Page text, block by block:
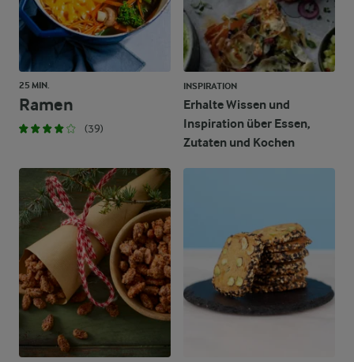
25 MIN.
Ramen
(39)
INSPIRATION
Erhalte Wissen und
Inspiration über Essen,
Zutaten und Kochen